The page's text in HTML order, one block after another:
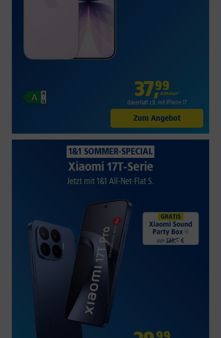
37,99
€/Monat*
dauerhaft z.B. mit iPhone 17
Zum Angebot
1&1 SOMMER-SPECIAL
Xiaomi 17T-Serie
Jetzt mit 1&1 All-Net-Flat S.